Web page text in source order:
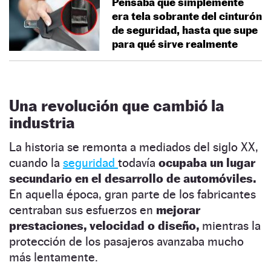
era tela sobrante del cinturón
de seguridad, hasta que supe
para qué sirve realmente
Una revolución que cambió la
industria
La historia se remonta a mediados del siglo XX,
cuando la seguridad todavía ocupaba un lugar
secundario en el desarrollo de automóviles.
En aquella época, gran parte de los fabricantes
centraban sus esfuerzos en mejorar
prestaciones, velocidad o diseño, mientras la
protección de los pasajeros avanzaba mucho
más lentamente.